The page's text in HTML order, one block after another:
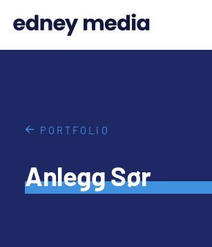
PORTFOLIO
Anlegg Sør